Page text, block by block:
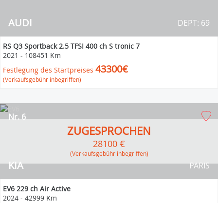
AUDI DEPT: 69
RS Q3 Sportback 2.5 TFSI 400 ch S tronic 7
2021 - 108451 Km
Festlegung des Startpreises 43300€
(Verkaufsgebühr inbegriffen)
KIA
Nr. 6
PARIS
ZUGESPROCHEN
28100 €
(Verkaufsgebühr inbegriffen)
EV6 229 ch Air Active
2024 - 42999 Km